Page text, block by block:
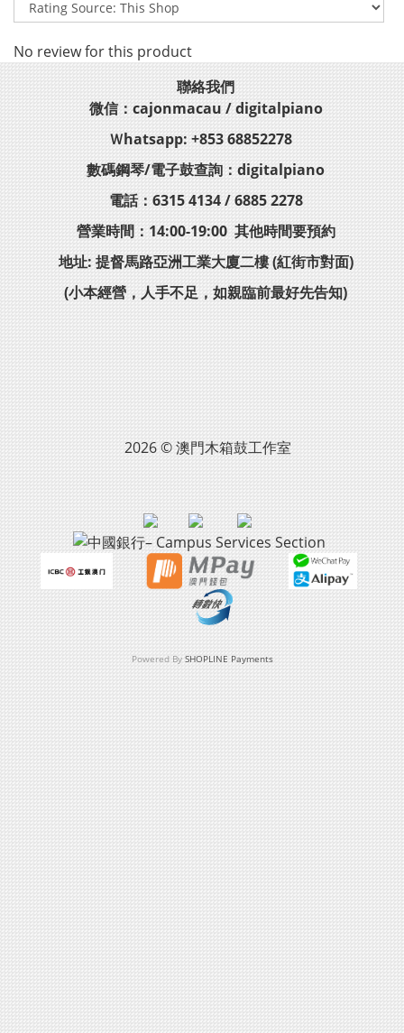
No review for this product
聯絡我們
微信：cajonmacau / digitalpiano
Ｗhatsapp: +853 68852278
數碼鋼琴/電子鼓查詢：digitalpiano
電話：6315 4134 / 6885 2278
營業時間：14:00-19:00 其他時間要預約
地址: 提督馬路亞洲工業大廈二樓 (紅街市對面)
(小本經營，人手不足，如親臨前最好先告知)
2026 © 澳門木箱鼓工作室
Powered By SHOPLINE Payments